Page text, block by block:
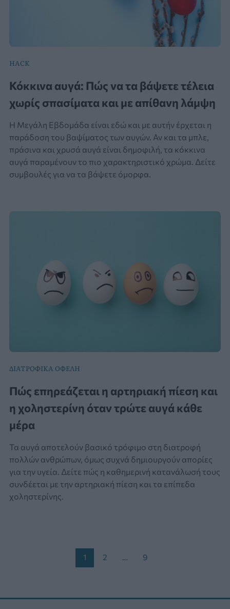
HACK
Κόκκινα αυγά: Πώς να τα βάψετε τέλεια
χωρίς σπασίματα και με απίθανη λάμψη
Η Μεγάλη Εβδομάδα είναι εδώ και με αυτήν έρχεται η
παράδοση του βαψίματος των αυγών. Αν και τα μπλε,
πράσινα και χρυσά αυγά είναι δημοφιλή, τα κόκκινα
αυγά παραμένουν το πιο χαρακτηριστικό χρώμα. Δείτε
συμβουλές για να τα βάψετε όμορφα.
ΔΙΑΤΡΟΦΙΚΑ ΟΦΕΛΗ
Πώς επηρεάζεται η αρτηριακή πίεση και
η χοληστερίνη όταν τρώτε αυγά κάθε
μέρα
Τα αυγά αποτελούν βασικό τρόφιμο στη διατροφή
πολλών ανθρώπων, όμως συχνά δημιουργούν απορίες
για την υγεία. Δείτε πώς η καθημερινή κατανάλωσή τους
συνδέεται με την αρτηριακή πίεση και τα επίπεδα
χοληστερίνης.
1 2 … 9